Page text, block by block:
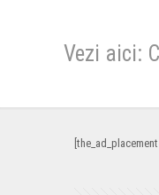
Vezi aici: